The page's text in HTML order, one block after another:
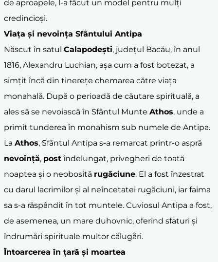
de aproapele, l-a făcut un model pentru mulți
credincioși.
Viața și nevoința Sfântului Antipa
Născut în satul Calapodești, județul Bacău, în anul
1816, Alexandru Luchian, așa cum a fost botezat, a
simțit încă din tinerețe chemarea către viața
monahală. După o perioadă de căutare spirituală, a
ales să se nevoiască în Sfântul Munte Athos, unde a
primit tunderea în monahism sub numele de Antipa.
La Athos, Sfântul Antipa s-a remarcat printr-o aspră
nevoință, post îndelungat, privegheri de toată
noaptea și o neobosită rugăciune. El a fost înzestrat
cu darul lacrimilor și al neîncetatei rugăciuni, iar faima
sa s-a răspândit în tot muntele. Cuviosul Antipa a fost,
de asemenea, un mare duhovnic, oferind sfaturi și
îndrumări spirituale multor călugări.
Întoarcerea în țară și moartea